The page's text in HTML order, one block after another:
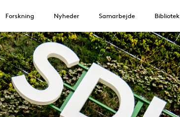
Forskning Nyheder Samarbejde Bibliotek